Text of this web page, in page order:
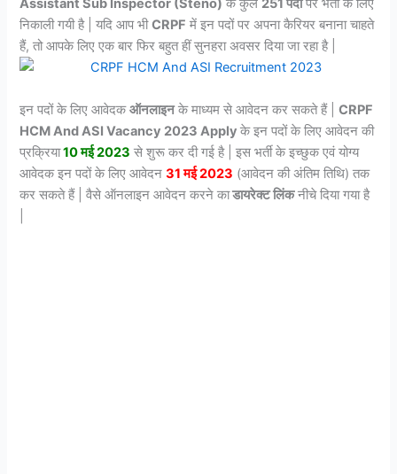
Assistant Sub Inspector (Steno) के कुल 251 पदोंपर भर्ती के लिए
निकाली गयी है | यदि आप भीCRPF में इन पदों पर अपना कैरियर बनाना चाहते
हैं, तो आपके लिए एक बार फिर बहुत हीं सुनहरा अवसर दिया जा रहा है |
इन पदों के लिए आवेदकऑनलाइनके माध्यम से आवेदन कर सकते हैं |CRPF
HCM And ASI Vacancy 2023 Apply के इन पदों के लिए आवेदन की
प्रक्रिया10 मई 2023 से शुरू कर दी गई है | इस भर्ती के इच्छुक एवं योग्य
आवेदक इन पदों के लिए आवेदन31 मई 2023 (आवेदन की अंतिम तिथि) तक
कर सकते हैं | वैसे ऑनलाइन आवेदन करने काडायरेक्ट लिंकनीचे दिया गया है